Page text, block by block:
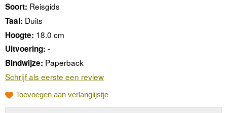
Soort: Reisgids
Taal: Duits
Hoogte: 18.0 cm
Uitvoering: -
Bindwijze: Paperback
Schrijf als eerste een review
Toevoegen aan verlanglijstje